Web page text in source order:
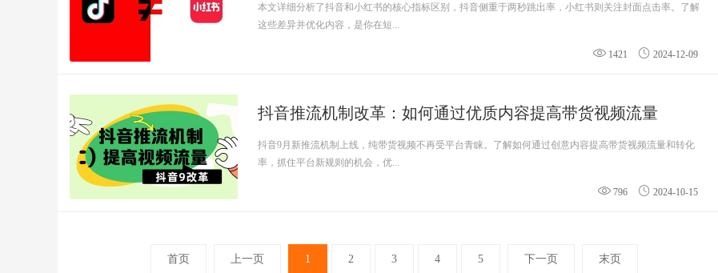
本文详细分析了抖音和小红书的核心指标区别，抖音侧重于两秒跳出率，小红书则关注封面点击率。了解
这些差异并优化内容，是你在短...
1421 2024-12-09
抖音推流机制改革：如何通过优质内容提高带货视频流量
抖音9月新推流机制上线，纯带货视频不再受平台青睐。了解如何通过创意内容提高带货视频流量和转化
率，抓住平台新规则的机会，优...
796 2024-10-15
首页 上一页 1 2 3 4 5 下一页 末页